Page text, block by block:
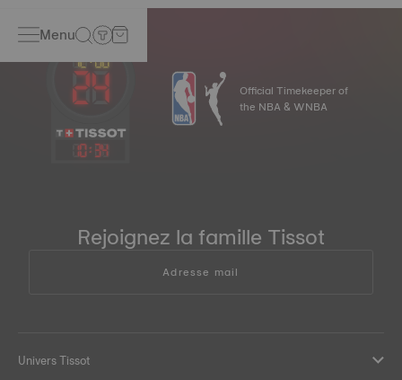
Menu
10: 34
Official Timekeeper of
the NBA & WNBA
Rejoignez la famille Tissot
Adresse mail
Univers Tissot